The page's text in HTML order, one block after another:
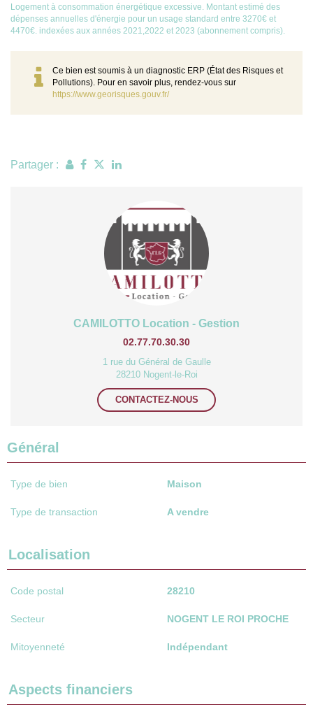
Logement à consommation énergétique excessive. Montant estimé des
dépenses annuelles d'énergie pour un usage standard entre 3270€ et
4470€. indexées aux années 2021,2022 et 2023 (abonnement compris).
Ce bien est soumis à un diagnostic ERP (État des Risques et
Pollutions). Pour en savoir plus, rendez-vous sur
https://www.georisques.gouv.fr/
Partager :
CAMILOTTO Location - Gestion
02.77.70.30.30
1 rue du Général de Gaulle
28210 Nogent-le-Roi
CONTACTEZ-NOUS
Général
Type de bien Maison
Type de transaction A vendre
Localisation
Code postal 28210
Secteur NOGENT LE ROI PROCHE
Mitoyenneté Indépendant
Aspects financiers